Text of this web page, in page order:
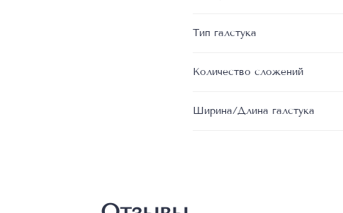
Тип галстука
Количество сложений
Ширина/Длина галстука